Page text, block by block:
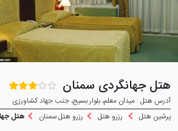
هتل جهانگردی سمنان
آدرس هتل : میدان معلم، بلوار بسیج، جنب جهاد کشاورزی
پرشین هتل
رزرو هتل رزرو هتل سمنان هتل